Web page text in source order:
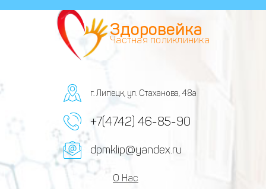
Здоровейка
Частная поликлиника
г. Липецк, ул. Стаханова, 48а
+7(4742) 46-85-90
dpmklip@yandex.ru
О Нас